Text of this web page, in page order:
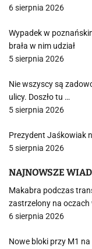
6 sierpnia 2026
Wypadek w
brała w nim udział
5 sierpnia 2026
Nie wszyscy są
ulicy. Doszło tu …
5 sierpnia 2026
Prezydent Jaśkowiak
5 sierpnia 2026
NAJNOWSZE
Makabra podczas
zastrzelony na oczach
6 sierpnia 2026
Nowe bloki przy M1